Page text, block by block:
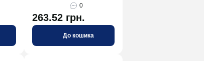
0
263.52 грн.
До кошика